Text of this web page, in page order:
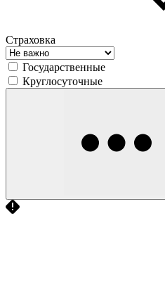
Страховка
Государственные
Круглосуточные